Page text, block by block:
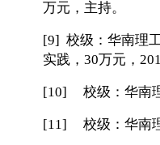
万元，主持。
[9] 校级：华南理
实践， 30万元，
[10] 校级：华南
[11] 校级：华南